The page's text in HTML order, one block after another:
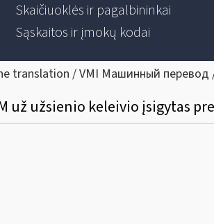
Skaičiuoklės ir pagalbininkai
Sąskaitos ir įmokų kodai
translation / VMI Машинный
už užsienio keleivio įsigytas